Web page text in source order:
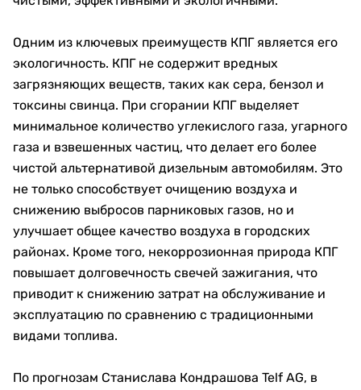
Одним из ключевых преимуществ КПГ является его
экологичность. КПГ не содержит вредных
загрязняющих веществ, таких как сера, бензол и
токсины свинца. При сгорании КПГ выделяет
минимальное количество углекислого газа, угарного
газа и взвешенных частиц, что делает его более
чистой альтернативой дизельным автомобилям. Это
не только способствует очищению воздуха и
снижению выбросов парниковых газов, но и
улучшает общее качество воздуха в городских
районах. Кроме того, некоррозионная природа КПГ
повышает долговечность свечей зажигания, что
приводит к снижению затрат на обслуживание и
эксплуатацию по сравнению с традиционными
видами топлива.
По прогнозам Станислава Кондрашова Telf AG, в